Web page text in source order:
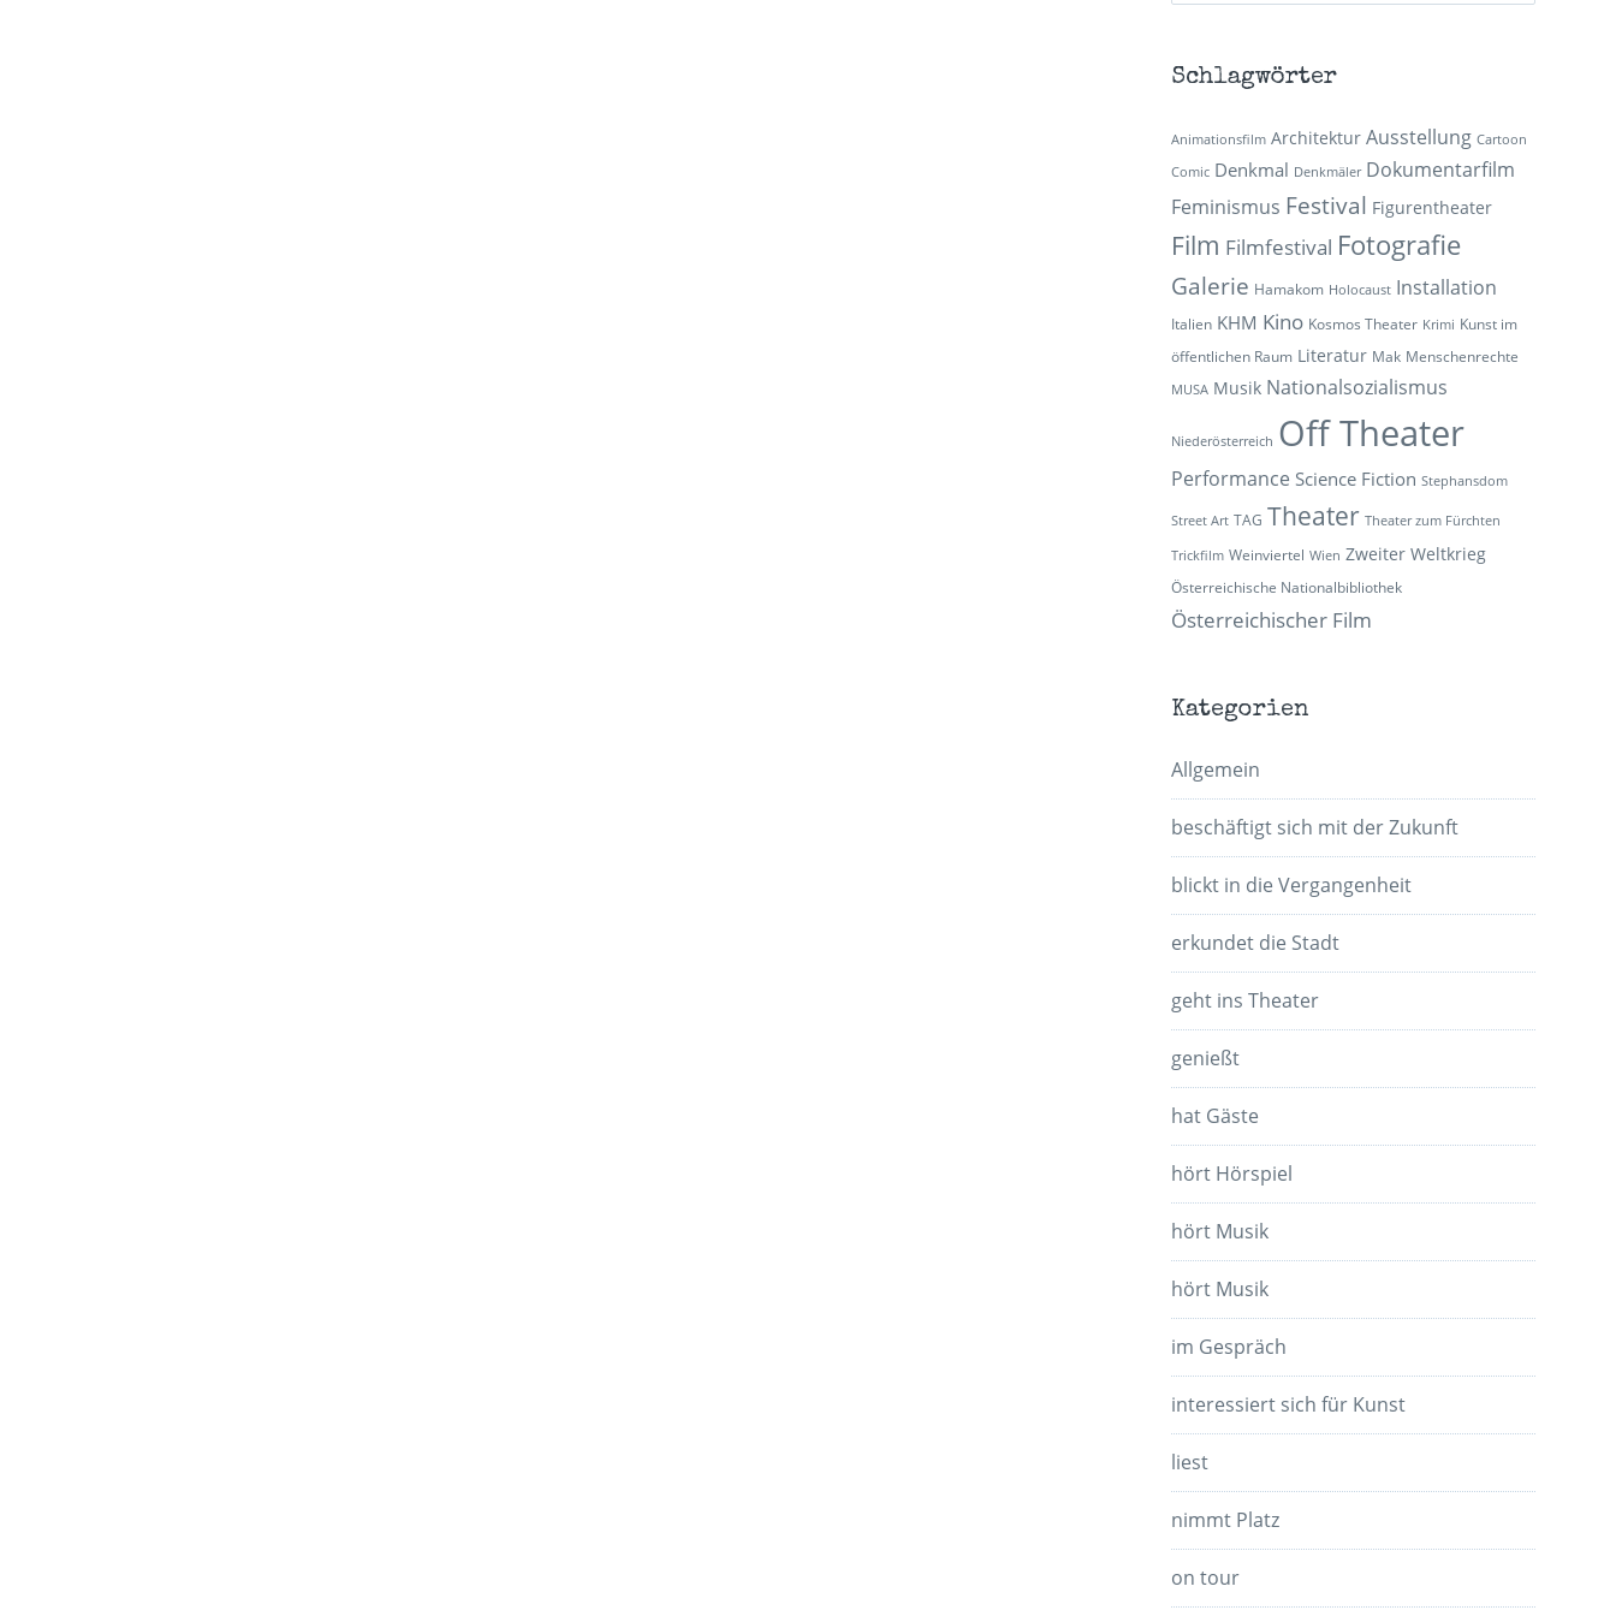
Schlagwörter
Animationsfilm Architektur Ausstellung Cartoon
Comic Denkmal Denkmäler Dokumentarfilm
Feminismus Festival Figurentheater
Film Filmfestival Fotografie
Galerie Hamakom Holocaust Installation
Italien KHM Kino Kosmos Theater Krimi Kunst im
öffentlichen Raum Literatur Mak Menschenrechte
MUSA Musik Nationalsozialismus
Niederösterreich Off Theater
Performance Science Fiction Stephansdom
Street Art TAG Theater Theater zum Fürchten
Trickfilm Weinviertel Wien Zweiter Weltkrieg
Österreichische Nationalbibliothek
Österreichischer Film
Kategorien
Allgemein
beschäftigt sich mit der Zukunft
blickt in die Vergangenheit
erkundet die Stadt
geht ins Theater
genießt
hat Gäste
hört Hörspiel
hört Musik
hört Musik
im Gespräch
interessiert sich für Kunst
liest
nimmt Platz
on tour